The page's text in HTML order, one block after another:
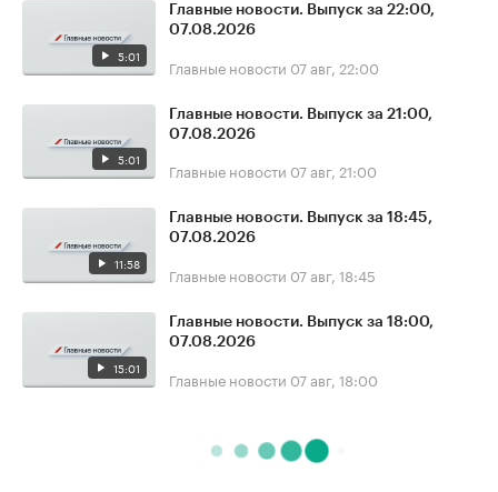
5:01
Главные новости. Выпуск за 22:00,
07.08.2026
Главные новости 07 авг, 22:00
5:01
Главные новости. Выпуск за 21:00,
07.08.2026
Главные новости 07 авг, 21:00
11:58
Главные новости. Выпуск за 18:45,
07.08.2026
Главные новости 07 авг, 18:45
15:01
Главные новости. Выпуск за 18:00,
07.08.2026
Главные новости 07 авг, 18:00